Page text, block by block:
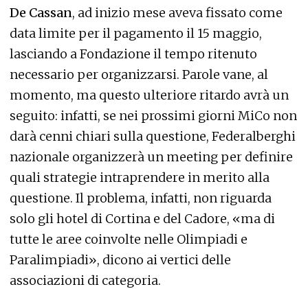
De Cassan, ad inizio mese aveva fissato come
data limite per il pagamento il 15 maggio,
lasciando a Fondazione il tempo ritenuto
necessario per organizzarsi. Parole vane, al
momento, ma questo ulteriore ritardo avrà un
seguito: infatti, se nei prossimi giorni MiCo non
darà cenni chiari sulla questione, Federalberghi
nazionale organizzerà un meeting per definire
quali strategie intraprendere in merito alla
questione. Il problema, infatti, non riguarda
solo gli hotel di Cortina e del Cadore, «ma di
tutte le aree coinvolte nelle Olimpiadi e
Paralimpiadi», dicono ai vertici delle
associazioni di categoria.